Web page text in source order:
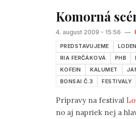
Komorná
4. august 2009 - 15:56 —
PREDSTAVUJEME
RIA FERČÁKOVÁ
PHB
KOFEIN
KALUMET
BONSAI Č.3
FESTIVALY
Prípravy na festival
no aj napriek nej a